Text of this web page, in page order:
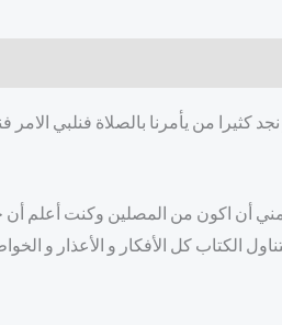
كثيرا من يأمرنا بالصلاة فنلبي الامر
أن اكون من المصلين وكنت أعلم أن
الكتاب كل الأفكار و الأعذار و